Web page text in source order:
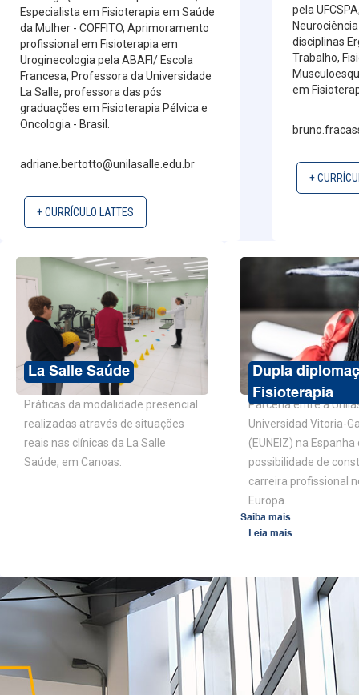
Especialista em Fisioterapia em Saúde
da Mulher - COFFITO, Aprimoramento
profissional em Fisioterapia em
Uroginecologia pela ABAFI/ Escola
Francesa, Professora da Universidade
La Salle, professora das pós
graduações em Fisioterapia Pélvica e
Oncologia - Brasil.
adriane.bertotto@unilasalle.edu.br
+ CURRÍCULO LATTES
pela
disciplinas
Trabalho,
em
+
Práticas da modalidade presencial
realizadas através de situações
reais nas clínicas da La Salle
Saúde, em Canoas.
La Salle Saúde
Parceria entre a
Universidad Vitoria-
(EUNEIZ) na Espanha
possibilidade de
carreira profissional
Europa.
Saiba mais
Leia mais
Dupla
Fisioterapia